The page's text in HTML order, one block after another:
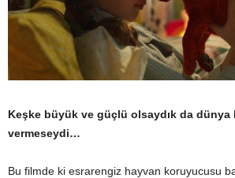
Keşke büyük ve güçlü olsaydık da dünya
vermeseydi…
Bu filmde ki esrarengiz hayvan koruyucusu